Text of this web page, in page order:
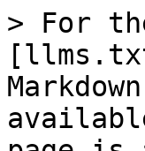
> For